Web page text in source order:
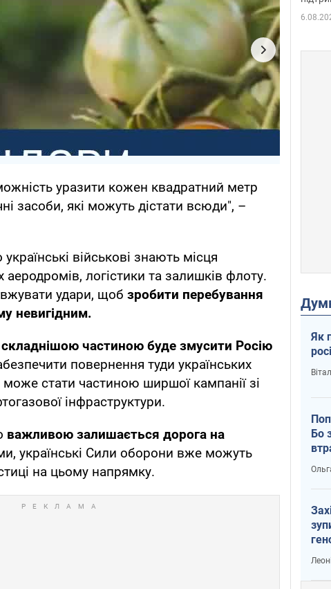
уразити кожен квадратний метр
засоби, які можуть дістати всюди", –
військові знають місця
аеродромів, логістики та залишків флоту.
удари, щоб зробити перебування
невигідним.
складнішою частиною буде змусити Росію
повернення туди українських
стати частиною ширшої кампанії зі
інфраструктури.
важливою залишається дорога на
українські Сили оборони вже можуть
на цьому напрямку.
Як
Бо